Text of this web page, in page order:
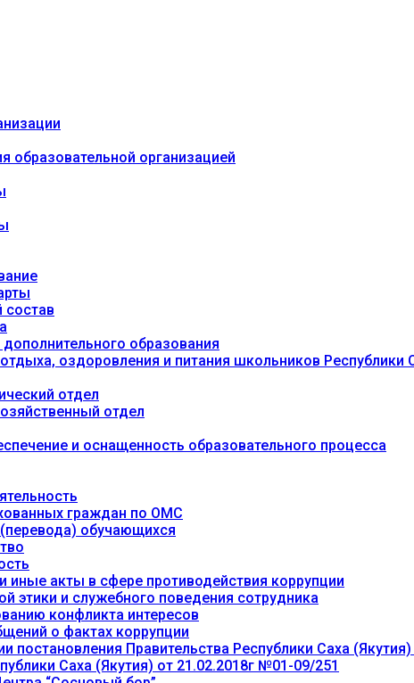
образовательной организацией
состав
образования
оздоровления и питания школьников Республики
отдел
отдел
и оснащенность образовательного процесса
граждан по ОМС
обучающихся
акты в сфере противодействия коррупции
этики и служебного поведения сотрудника
конфликта интересов
о фактах коррупции
постановления Правительства Республики Саха
Саха (Якутия) от 21.02.2018г №01-09/251